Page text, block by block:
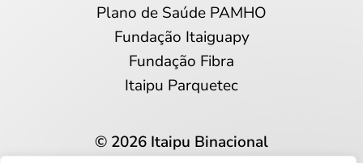
Plano de Saúde PAMHO
Fundação Itaiguapy
Fundação Fibra
Itaipu Parquetec
© 2026 Itaipu Binacional